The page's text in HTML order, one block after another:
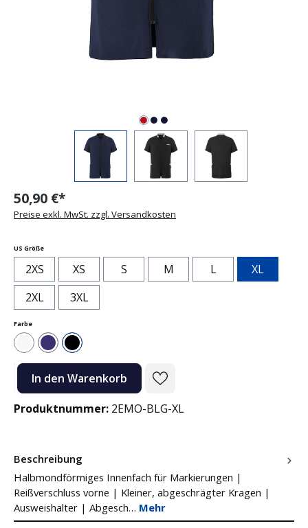
50,90 €*
Preise exkl. MwSt. zzgl. Versandkosten
US Größeauswählen
2XS XS S M L
XL
2XL
3XL
Farbeauswählen
WeißNavySchwarz
Produkt Anzahl: Gib den gewünschten Wert ein oder benutze die
In den Warenkorb
Produktnummer: 2EMO-BLG-XL
Beschreibung
Halbmondförmiges Innenfach für Markierungen |
Reißverschluss vorne | Kleiner, abgeschrägter Kragen |
Ausweishalter | Abgesch… Mehr